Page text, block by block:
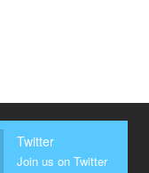
Twitter
Join us on Twitter